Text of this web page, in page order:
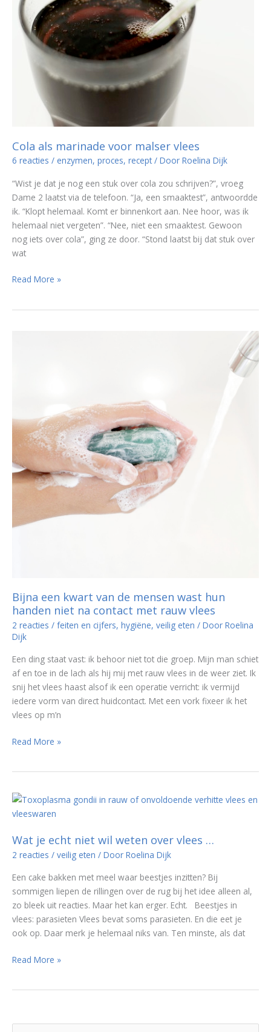
Cola als marinade voor malser vlees
6 reacties / enzymen, proces, recept/ Door Roelina Dijk
“Wist je dat je nog een stuk over cola zou schrijven?”, vroeg
Dame 2 laatst via de telefoon. “Ja, een smaaktest”, antwoordde
ik. “Klopt helemaal. Komt er binnenkort aan. Nee hoor, was ik
helemaal niet vergeten”. “Nee, niet een smaaktest. Gewoon
nog iets over cola”, ging ze door. “Stond laatst bij dat stuk over
wat
Cola
Read More »
Bijna een kwart van de mensen wast hun
handen niet na contact met rauw vlees
2 reacties / feiten en cijfers, hygiëne, veilig eten / Door Roelina
Dijk
Een ding staat vast: ik behoor niet tot die groep. Mijn man schiet
af en toe in de lach als hij mij met rauw vlees in de weer ziet. Ik
snij het vlees haast alsof ik een operatie verricht: ik vermijd
iedere vorm van direct huidcontact. Met een vork fixeer ik het
vlees op m’n
Bijna
kwart
de
mensen
hun
handen
na
contact
met
rauw
vlees
Read More »
Wat je echt niet wil weten over vlees …
2 reacties / veilig eten / Door Roelina Dijk
Een cake bakken met meel waar beestjes inzitten? Bij
sommigen liepen de rillingen over de rug bij het idee alleen al,
zo bleek uit reacties. Maar het kan erger. Echt. Beestjes in
vlees: parasieten Vlees bevat soms parasieten. En die eet je
ook op. Daar merk je helemaal niks van. Ten minste, als dat
Wat
Read More »